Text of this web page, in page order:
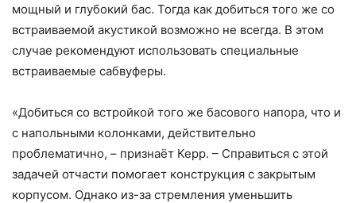
мощный и глубокий бас. Тогда как добиться того же со
встраиваемой акустикой возможно не всегда. В этом
случае рекомендуют использовать специальные
встраиваемые сабвуферы.
«Добиться со встройкой того же басового напора, что и
с напольными колонками, действительно
проблематично, – признаёт Керр. – Справиться с этой
задачей отчасти помогает конструкция с закрытым
корпусом. Однако из-за стремления уменьшить